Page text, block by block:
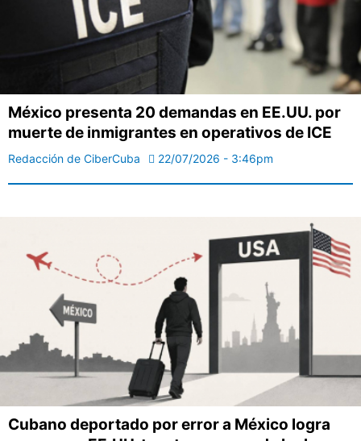
México presenta 20 demandas en EE.UU. por
muerte de inmigrantes en operativos de ICE
Redacción de CiberCuba 22/07/2026 - 3:46pm
Cubano deportado por error a México logra